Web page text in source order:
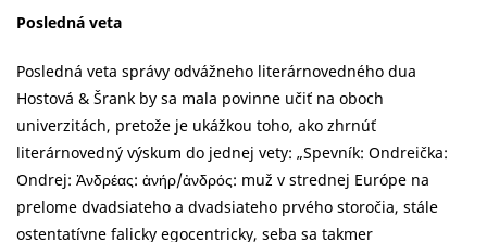
Posledná veta
Posledná veta správy odvážneho literárnovedného dua
Hostová & Šrank by sa mala povinne učiť na oboch
univerzitách, pretože je ukážkou toho, ako zhrnúť
literárnovedný výskum do jednej vety: „Spevník: Ondreička:
Ondrej: Ἀνδρέας: ἀνήρ/ἀνδρός: muž v strednej Európe na
prelome dvadsiateho a dvadsiateho prvého storočia, stále
ostentatívne falicky egocentricky, seba sa takmer